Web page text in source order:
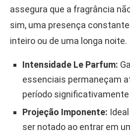
assegura que a fragrância
sim, uma presença
inteiro ou de uma longa noite.
Intensidade Le Parfum:
essenciais permaneçam
período
Projeção Imponente:
ser notado ao entrar em